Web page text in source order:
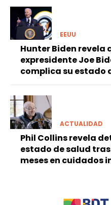
EEUU
Hunter Biden revela
expresidente Joe
complica su estado
ACTUALIDAD
Phil Collins revela
estado de salud
meses en cuidados